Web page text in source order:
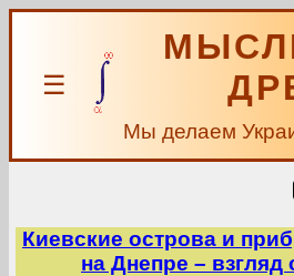
☰
Мы делаем
Киевские острова и
на Днепре – взгляд